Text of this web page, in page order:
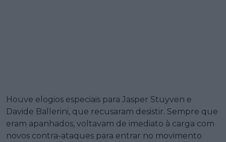
Houve elogios especiais para Jasper Stuyven e
Davide Ballerini, que recusaram desistir. Sempre que
eram apanhados, voltavam de imediato à carga com
novos contra-ataques para entrar no movimento